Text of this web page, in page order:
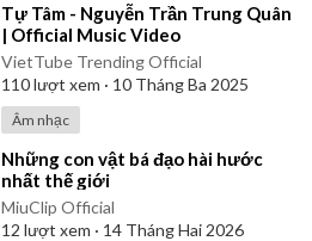
⁣Tự Tâm - Nguyễn Trần Trung Quân
| Official Music Video
VietTube Trending Official
110lượt xem · 10 Tháng Ba 2025
Âm nhạc
⁣Những con vật bá đạo hài hước
nhất thế giới
MiuClip Official
12 lượt xem · 14 Tháng Hai 2026